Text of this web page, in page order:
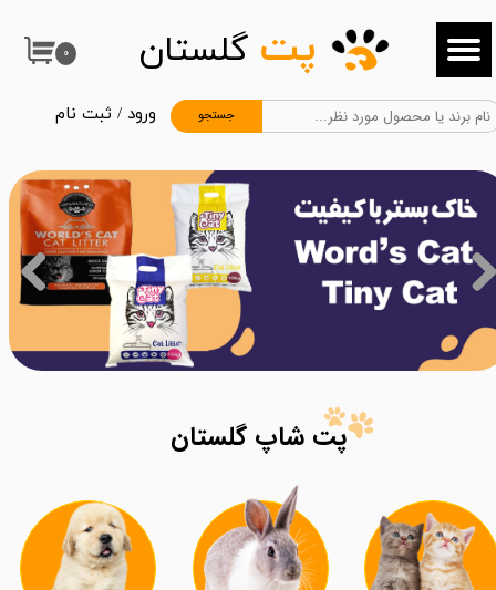
۰
جستجو
پت گلستان
ورود / ثبت نام
حساب کاربری من
تغییر گذر واژه
خروج از حساب کاربری
پت شاپ گلستان